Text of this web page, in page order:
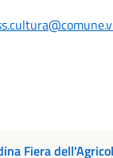
Fiera